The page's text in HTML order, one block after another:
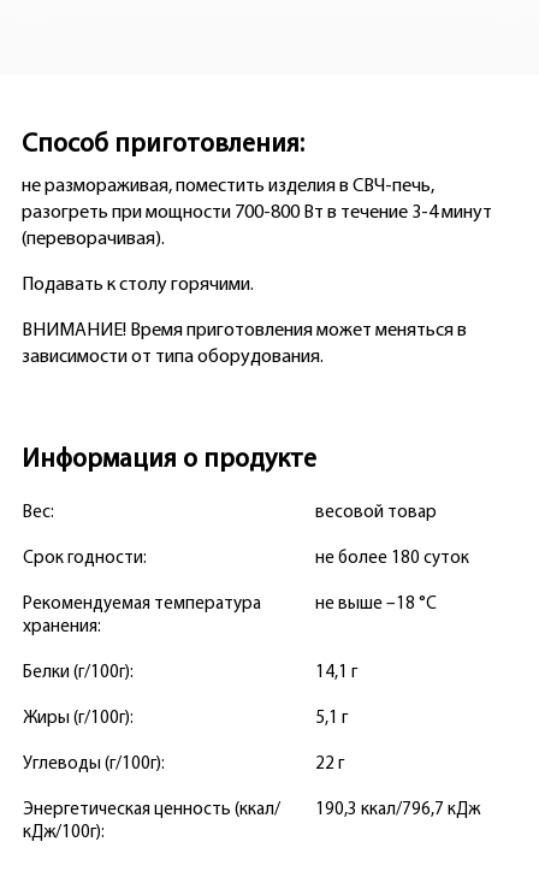
Способ приготовления:
не размораживая, поместить изделия в СВЧ-печь,
разогреть при мощности 700-800 Вт в течение 3-4 минут
(переворачивая).
Подавать к столу горячими.
ВНИМАНИЕ! Время приготовления может меняться в
зависимости от типа оборудования.
Информация о продукте
Вес: весовой товар
Срок годности: не более 180 суток
Рекомендуемая температура
хранения:
не выше –18 °С
Белки (г/100г): 14,1 г
Жиры (г/100г): 5,1 г
Углеводы (г/100г): 22 г
Энергетическая ценность (ккал/
кДж/100г):
190,3 ккал/796,7 кДж